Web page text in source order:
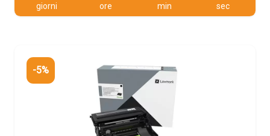
giorni ore min sec
-5%